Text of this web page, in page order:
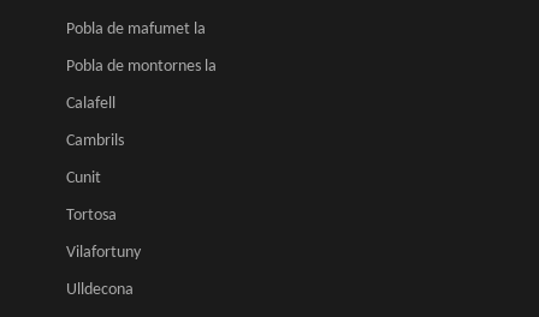
Pobla de mafumet la
Pobla de montornes la
Calafell
Cambrils
Cunit
Tortosa
Vilafortuny
Ulldecona